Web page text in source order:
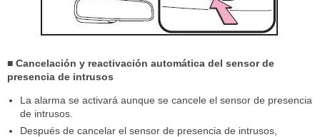
■ Cancelación y reactivación automática del sensor de
presencia de intrusos
La alarma se activará aunque se cancele el sensor de presencia
de intrusos.
Después de cancelar el sensor de presencia de intrusos,